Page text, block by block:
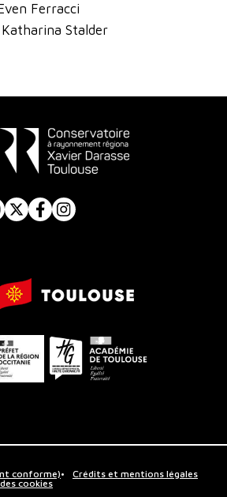
Ferracci
Stalder
X FacebookInstagram
Mairie
de
Préfet
de
la
Conseil
départemental
Académie
de
conforme)
Crédits et mentions légales
cookies